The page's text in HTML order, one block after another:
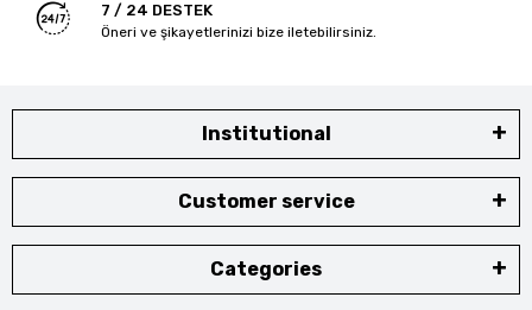
7 / 24 DESTEK
Öneri ve şikayetlerinizi bize iletebilirsiniz.
Institutional
Customer service
Categories